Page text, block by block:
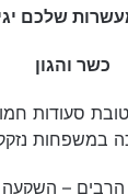
שלכם
כשר והגון
סעודות
במשפחות
הרבים –